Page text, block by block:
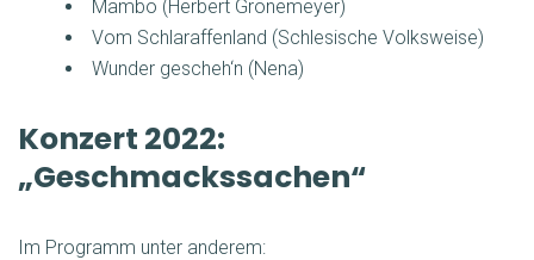
Mambo (Herbert Grönemeyer)
Vom Schlaraffenland (Schlesische Volksweise)
Wunder gescheh‘n (Nena)
Konzert 2022:
„Geschmackssachen“
Im Programm unter anderem: